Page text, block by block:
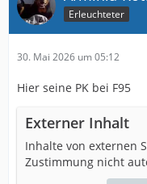
Erleuchteter
30. Mai 2026 um 05:12
Hier seine PK bei F95
Externer Inhalt
Inhalte von externen
Zustimmung nicht